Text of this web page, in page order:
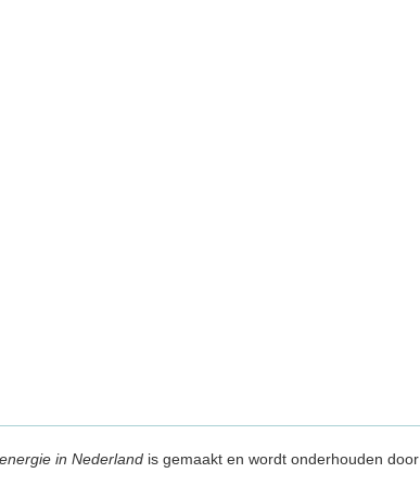
in Nederland is gemaakt en wordt onderhouden door